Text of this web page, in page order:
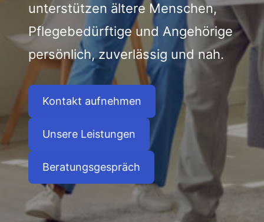
unterstützen ältere Menschen,
Pflegebedürftige und Angehörige
persönlich, zuverlässig und nah.
Kontakt aufnehmen
Unsere Leistungen
Beratungsgespräch